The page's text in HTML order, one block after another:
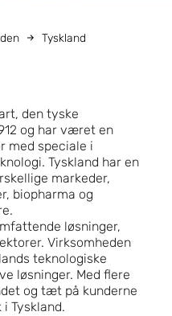
Tyskland
den tyske
og har været en
med speciale i
Tyskland har en
markeder,
biopharma og
løsninger,
Virksomheden
teknologiske
løsninger. Med flere
og tæt på kunderne
Tyskland.